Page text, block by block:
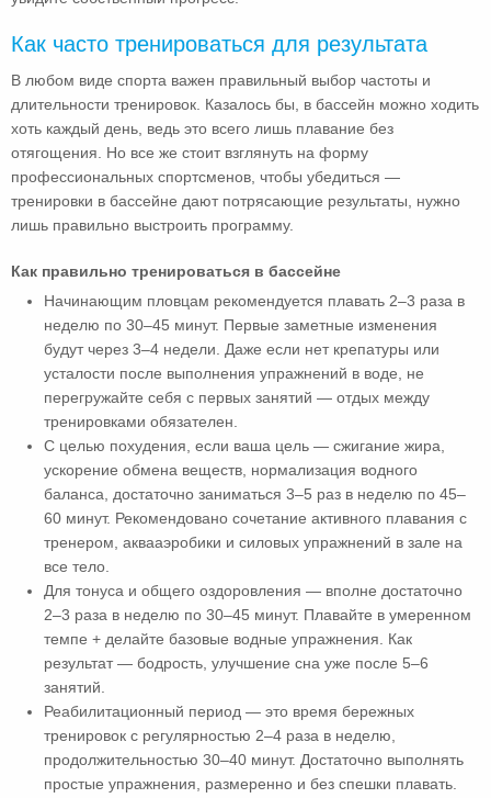
Как часто тренироваться для результата
В любом виде спорта важен правильный выбор частоты и
длительности тренировок. Казалось бы, в бассейн можно ходить
хоть каждый день, ведь это всего лишь плавание без
отягощения. Но все же стоит взглянуть на форму
профессиональных спортсменов, чтобы убедиться —
тренировки в бассейне дают потрясающие результаты, нужно
лишь правильно выстроить программу.
Как правильно тренироваться в бассейне
Начинающим пловцам рекомендуется плавать 2–3 раза в
неделю по 30–45 минут. Первые заметные изменения
будут через 3–4 недели. Даже если нет крепатуры или
усталости после выполнения упражнений в воде, не
перегружайте себя с первых занятий — отдых между
тренировками обязателен.
С целью похудения, если ваша цель — сжигание жира,
ускорение обмена веществ, нормализация водного
баланса, достаточно заниматься 3–5 раз в неделю по 45–
60 минут. Рекомендовано сочетание активного плавания с
тренером, аквааэробики и силовых упражнений в зале на
все тело.
Для тонуса и общего оздоровления — вполне достаточно
2–3 раза в неделю по 30–45 минут. Плавайте в умеренном
темпе + делайте базовые водные упражнения. Как
результат — бодрость, улучшение сна уже после 5–6
занятий.
Реабилитационный период — это время бережных
тренировок с регулярностью 2–4 раза в неделю,
продолжительностью 30–40 минут. Достаточно выполнять
простые упражнения, размеренно и без спешки плавать.